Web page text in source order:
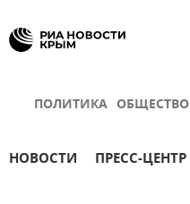
ПОЛИТИКА ОБЩЕСТВО
НОВОСТИ ПРЕСС-ЦЕНТР